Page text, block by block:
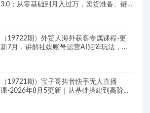
3.0；从零基础到月入过万，卖货准备、链
（19722期）外贸人海外获客专属课程-更
新7月，讲解社媒账号运营AI矩阵玩法，，
（19721期）宝子哥抖音快手无人直播
课-2026年8月5更新｜从基础搭建到高阶起